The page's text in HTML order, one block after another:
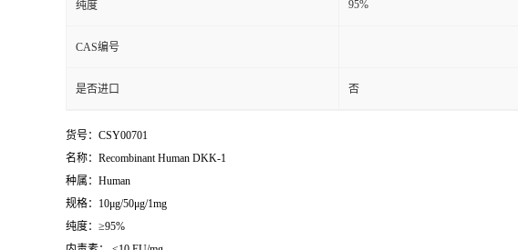
纯度 95%
CAS编号
是否进口 否
货号：CSY00701
名称：Recombinant Human DKK-1
种属：Human
规格：10μg/50μg/1mg
纯度：≥95%